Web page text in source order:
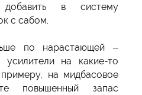
в систему
с сабом.
по нарастающей –
усилители на какие-то
на мидбасовое
повышенный запас